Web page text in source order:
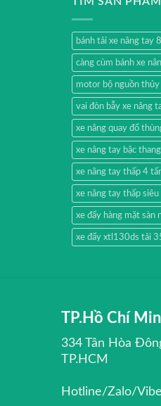
bánh tải xe nâng tay
càng cùm bánh xe
motor bộ nguồn
vai đòn bẫy xe nâng
xe nâng quay đổ
xe nâng tay bậc
xe nâng tay thấp 4
xe nâng tay thấp
xe đẩy hàng mặt sàn
xe đẩy xtl130ds tải
TP.Hồ Chí
334 Tân Hòa
TP.HCM
Hotline/Zalo/